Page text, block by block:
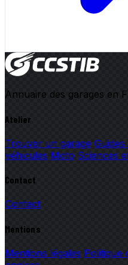
Annuaire des garages en
Atelier
Trouver un garage Guides
véhicules Moto Sciences
Contact
Contact
Mentions
Mentions légales Politique